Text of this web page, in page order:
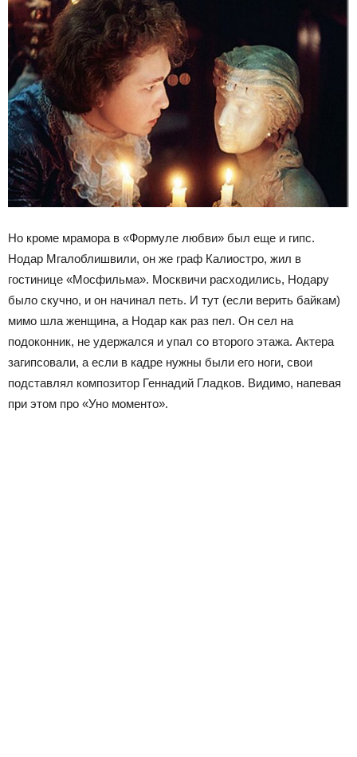
Но кроме мрамора в «Формуле любви» был еще и гипс.
Нодар Мгалоблишвили, он же граф Калиостро, жил в
гостинице «Мосфильма». Москвичи расходились, Нодару
было скучно, и он начинал петь. И тут (если верить байкам)
мимо шла женщина, а Нодар как раз пел. Он сел на
подоконник, не удержался и упал со второго этажа. Актера
загипсовали, а если в кадре нужны были его ноги, свои
подставлял композитор Геннадий Гладков. Видимо, напевая
при этом про «Уно моменто».